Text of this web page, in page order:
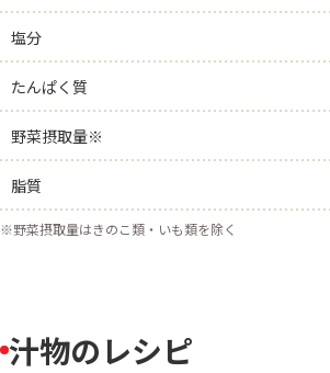
塩分
たんぱく質
野菜摂取量※
脂質
※野菜摂取量はきのこ類・いも類を除く
汁物のレシピ